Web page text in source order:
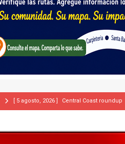
[ 5 agosto, 2026 ] Central Coast roundup
extranjeros” INMIGRACIÓN